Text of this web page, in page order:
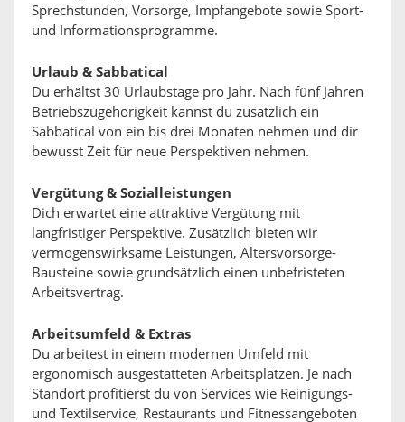
Sprechstunden, Vorsorge, Impfangebote sowie Sport-
und Informationsprogramme.
Urlaub & Sabbatical
Du erhältst 30 Urlaubstage pro Jahr. Nach fünf Jahren
Betriebszugehörigkeit kannst du zusätzlich ein
Sabbatical von ein bis drei Monaten nehmen und dir
bewusst Zeit für neue Perspektiven nehmen.
Vergütung & Sozialleistungen
Dich erwartet eine attraktive Vergütung mit
langfristiger Perspektive. Zusätzlich bieten wir
vermögenswirksame Leistungen, Altersvorsorge-
Bausteine sowie grundsätzlich einen unbefristeten
Arbeitsvertrag.
Arbeitsumfeld & Extras
Du arbeitest in einem modernen Umfeld mit
ergonomisch ausgestatteten Arbeitsplätzen. Je nach
Standort profitierst du von Services wie Reinigungs-
und Textilservice, Restaurants und Fitnessangeboten